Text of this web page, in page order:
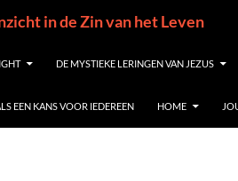
in de Zin van het Leven
DE MYSTIEKE LERINGEN VAN JEZUS
EEN KANS VOOR IEDEREEN HOME